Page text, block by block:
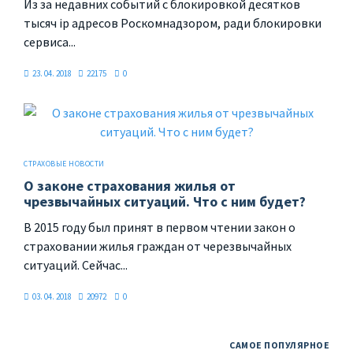
Из за недавних событий с блокировкой десятков
тысяч ip адресов Роскомнадзором, ради блокировки
сервиса...
23. 04. 2018 22175 0
СТРАХОВЫЕ НОВОСТИ
О законе страхования жилья от
чрезвычайных ситуаций. Что с ним будет?
В 2015 году был принят в первом чтении закон о
страховании жилья граждан от черезвычайных
ситуаций. Сейчас...
03. 04. 2018 20972 0
САМОЕ ПОПУЛЯРНОЕ